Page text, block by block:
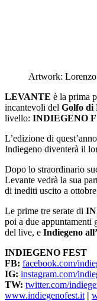
Artwork:
LEVANTE è la prima
incantevoli del Golfo di
livello: INDIEGENO
L’edizione di
Indiegeno diventerà il
Dopo lo straordinario
Levante vedrà la sua
di inediti uscito a
Le prime tre serate di
poi a due appuntamenti
del live, e Indiegeno
INDIEGENO FEST
FB: facebook.com/
IG: instagram.com/
TW: twitter.com/
www.indiegenofest.it |